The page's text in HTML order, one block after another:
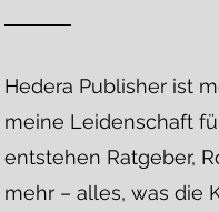
Hedera Publisher ist
meine Leidenschaft
entstehen Ratgeber,
mehr – alles, was die